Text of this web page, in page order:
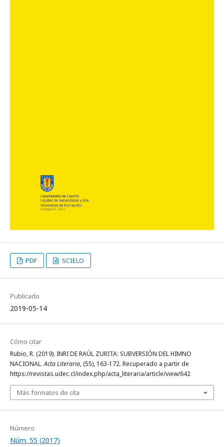
PDF SCIELO
Publicado
2019-05-14
Cómo citar
Rubio, R. (2019). INRI DE RAÚL ZURITA: SUBVERSIÓN DEL HIMNO
NACIONAL.Acta Literaria, (55), 163-172. Recuperado a partir de
https://revistas.udec.cl/index.php/acta_literaria/article/view/642
Más formatos de cita
Número
Núm. 55 (2017)